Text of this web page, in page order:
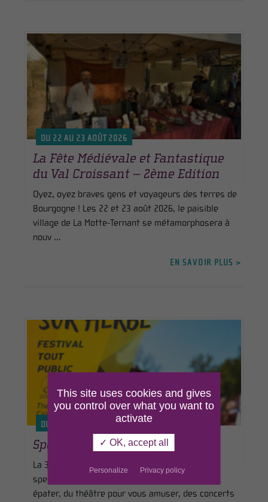
DU 22 AU 23 AOÛT 2026
La Fête Médiévale et Fantastique
du Val Croissant – 2ème Edition
Oyez, oyez braves gens et voyageurs des terres de
Bourgogne ! Les 22 et 23 août 2026, le paisible
village de La Motte-Ternant se métamorphosera à
nouv ...
EN SAVOIR PLUS >
DU 29 AU 30 AOÛT 2026
Spectacles sur herbe
La 3ème édition de ce festival accueillera 12
spectacles sur deux jours : du cirque pour vous
épater, du théâtre pour vous amuser, des concerts
This site uses cookies and gives
you control over what you want to
activate
✓ OK, accept all
Personalize Privacy policy